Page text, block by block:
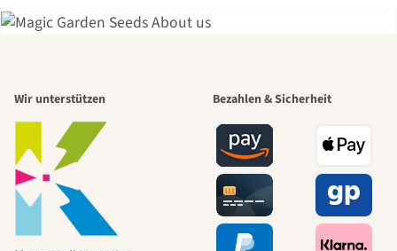
schönsten
Wege zu uns
selbst führt
Wir unterstützen Bezahlen & Sicherheit